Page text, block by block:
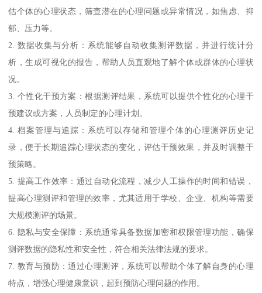
估个体的心理状态，筛查潜在的心理问题或异常情况，如焦虑、抑
郁、压力等。
2. 数据收集与分析：系统能够自动收集测评数据，并进行统计分
析，生成可视化的报告，帮助人员直观地了解个体或群体的心理状
况。
3. 个性化干预方案：根据测评结果，系统可以提供个性化的心理干
预建议或方案，人员制定的心理计划。
4. 档案管理与追踪：系统可以存储和管理个体的心理测评历史记
录，便于长期追踪心理状态的变化，评估干预效果，并及时调整干
预策略。
5. 提高工作效率：通过自动化流程，减少人工操作的时间和错误，
提高心理测评和管理的效率，尤其适用于学校、企业、机构等需要
大规模测评的场景。
6. 隐私与安全保障：系统通常具备数据加密和权限管理功能，确保
测评数据的隐私性和安全性，符合相关法律法规的要求。
7. 教育与预防：通过心理测评，系统可以帮助个体了解自身的心理
特点，增强心理健康意识，起到预防心理问题的作用。